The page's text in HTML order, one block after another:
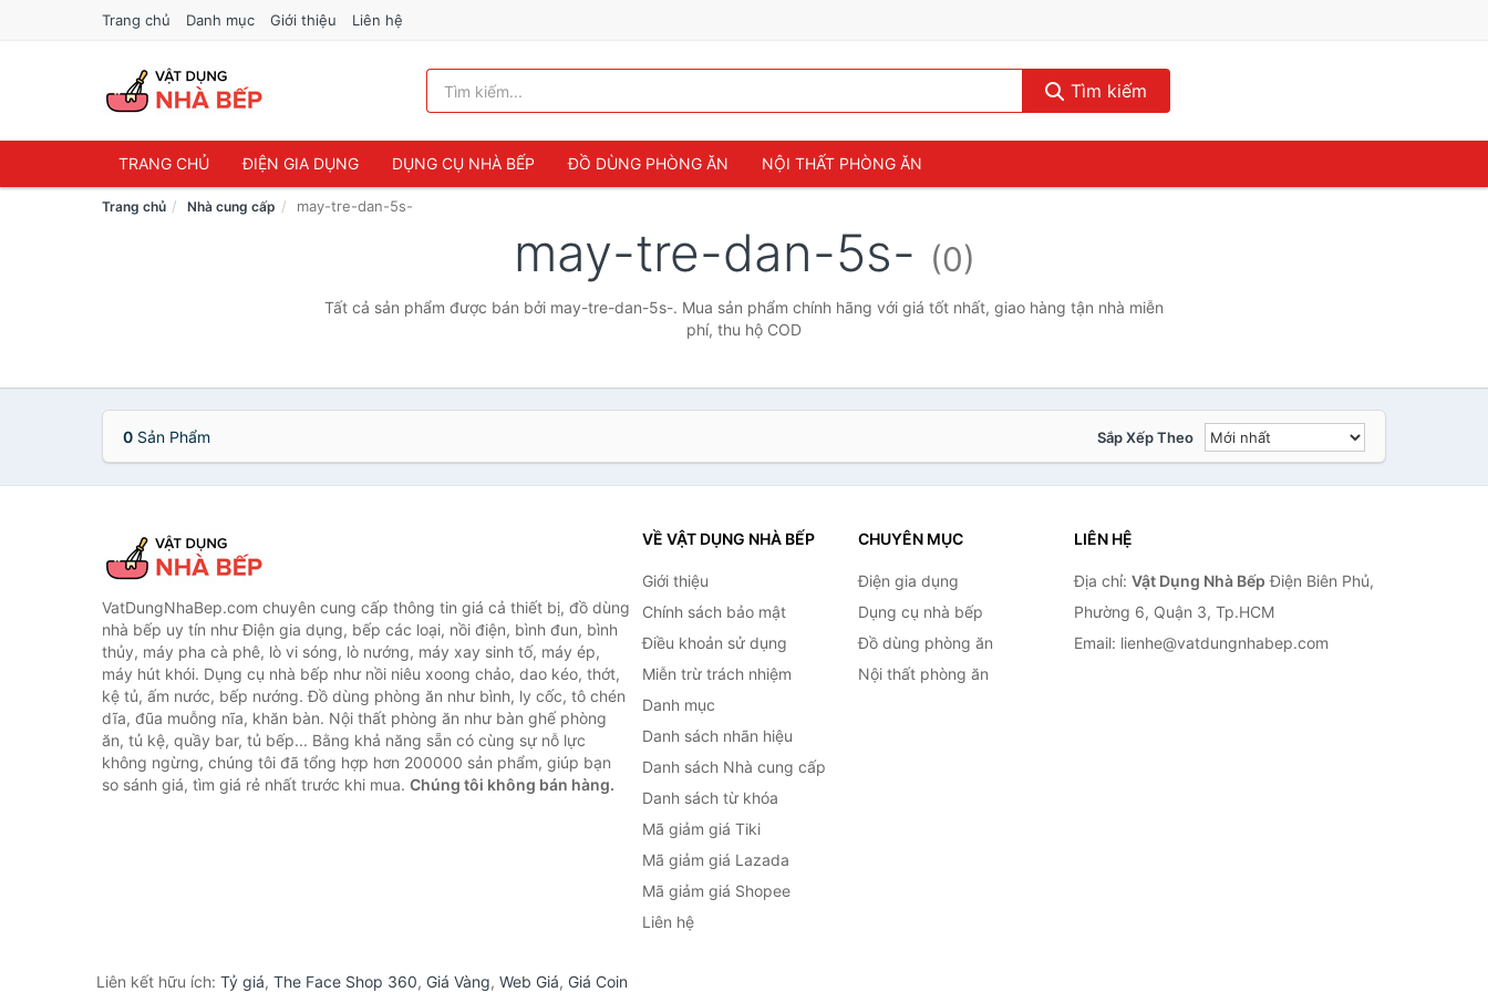
Trang chủ Danh mục Giới thiệu Liên hệ
Tìm kiếm
TRANG CHỦ ĐIỆN GIA DỤNG DỤNG CỤ NHÀ BẾP ĐỒ DÙNG PHÒNG ĂN NỘI THẤT PHÒNG ĂN
Trang chủ Nhà cung cấp may-tre-dan-5s-
may-tre-dan-5s- (0)
Tất cả sản phẩm được bán bởi may-tre-dan-5s-. Mua sản phẩm chính hãng với giá tốt nhất, giao hàng tận nhà miễn
phí, thu hộ COD
0 Sản Phẩm Sắp Xếp Theo
VatDungNhaBep.com chuyên cung cấp thông tin giá cả thiết bị, đồ dùng
nhà bếp uy tín như Điện gia dụng, bếp các loại, nồi điện, bình đun, bình
thủy, máy pha cà phê, lò vi sóng, lò nướng, máy xay sinh tố, máy ép,
máy hút khói. Dụng cụ nhà bếp như nồi niêu xoong chảo, dao kéo, thớt,
kệ tủ, ấm nước, bếp nướng. Đồ dùng phòng ăn như bình, ly cốc, tô chén
dĩa, đũa muỗng nĩa, khăn bàn. Nội thất phòng ăn như bàn ghế phòng
ăn, tủ kệ, quầy bar, tủ bếp... Bằng khả năng sẵn có cùng sự nỗ lực
không ngừng, chúng tôi đã tổng hợp hơn 200000 sản phẩm, giúp bạn
so sánh giá, tìm giá rẻ nhất trước khi mua. Chúng tôi không bán hàng.
VỀ VẬT DỤNG NHÀ BẾP
Giới thiệu
Chính sách bảo mật
Điều khoản sử dụng
Miễn trừ trách nhiệm
Danh mục
Danh sách nhãn hiệu
Danh sách Nhà cung cấp
Danh sách từ khóa
Mã giảm giá Tiki
Mã giảm giá Lazada
Mã giảm giá Shopee
Liên hệ
CHUYÊN MỤC
Điện gia dụng
Dụng cụ nhà bếp
Đồ dùng phòng ăn
Nội thất phòng ăn
LIÊN HỆ
Địa chỉ: Vật Dụng Nhà Bếp Điện Biên Phủ,
Phường 6, Quận 3, Tp.HCM
Email: lienhe@vatdungnhabep.com
Liên kết hữu ích: Tỷ giá, The Face Shop 360, Giá Vàng, Web Giá, Giá Coin